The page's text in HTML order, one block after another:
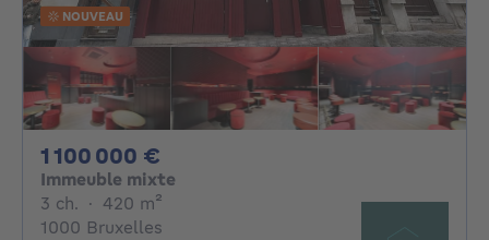
NOUVEAU
1 100 000 €
Immeuble mixte
3 ch. 3 chambres
· 420 m²
1000 Bruxelles